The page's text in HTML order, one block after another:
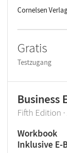
Cornelsen
Gratis
Testzugang
Business
Fifth Edition ·
Workbook
Inklusive E-